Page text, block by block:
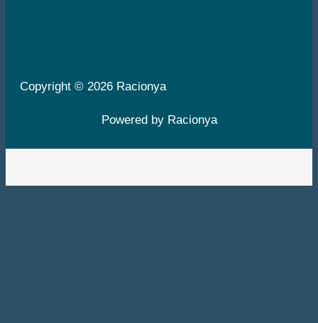
Copyright © 2026 Racionya
Powered by Racionya